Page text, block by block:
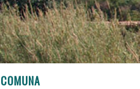
COMUNA